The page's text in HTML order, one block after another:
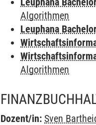
Algorithmen
Leuphana
Algorithmen
Dozent/in: Sven